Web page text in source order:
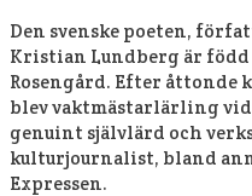
Den svenske poeten,
Kristian Lundberg är född
Rosengård. Efter åttonde
blev vaktmästarlärling
genuint självlärd och
kulturjournalist, bland
Expressen.